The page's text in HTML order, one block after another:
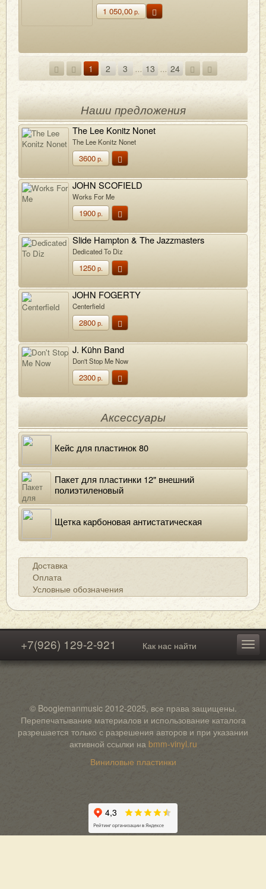
1 050,00р.
1 2 3 ... 13 ... 24
Наши предложения
The Lee Konitz Nonet
The Lee Konitz Nonet
3600р.
JOHN SCOFIELD
Works For Me
1900р.
Slide Hampton & The Jazzmasters
Dedicated To Diz
1250р.
JOHN FOGERTY
Centerfield
2800р.
J. Kühn Band
Don't Stop Me Now
2300р.
Аксессуары
Кейс для пластинок 80
Пакет для пластинки 12" внешний
полиэтиленовый
Щетка карбоновая антистатическая
Доставка
Оплата
Условные обозначения
+7(926) 129-2-921 Как нас найти
© Boogiemanmusic 2012-2025, все права защищены.
Перепечатывание материалов и использование каталога
разрешается только с разрешения авторов и при указании
активной ссылки на bmm-vinyl.ru
Виниловые пластинки